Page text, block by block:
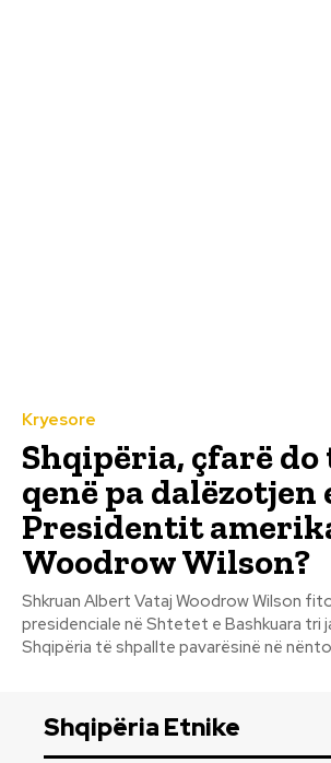
Kryesore
Shqipëria, çfarë
qenë pa dalëzotjen
Presidentit
Woodrow Wilson?
Shkruan Albert Vataj Woodrow Wilson fitoi zgjedhjet
presidenciale në Shtetet e Bashkuara tri
Shqipëria të shpallte pavarësinë në
Shqipëria Etnike